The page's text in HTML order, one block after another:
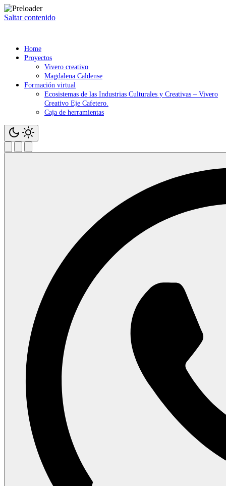
Saltar contenido
Home
Proyectos
Vivero creativo
Magdalena Caldense
Formación virtual
Ecosistemas de las Industrias Culturales y Creativas – Vivero
Creativo Eje Cafetero.
Caja de herramientas